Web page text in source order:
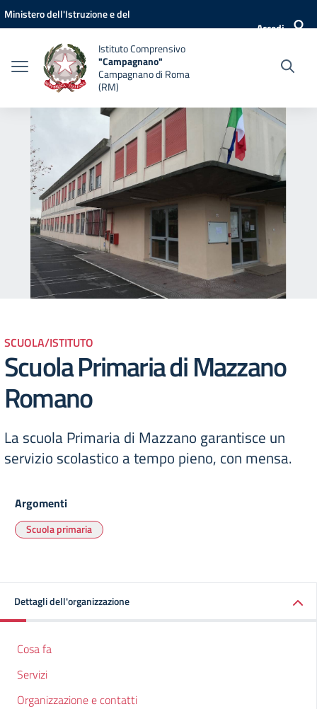
Vai ai contenuti
Vai al menu di navigazione
Vai al footer
Ministero dell'Istruzione e del
Accedi
Istituto Comprensivo
"Campagnano"
Campagnano di Roma
(RM)
SCUOLA/ISTITUTO
Scuola Primaria di Mazzano
Romano
La scuola Primaria di Mazzano garantisce un
servizio scolastico a tempo pieno, con mensa.
Argomenti
Scuola primaria
Dettagli dell'organizzazione
Cosa fa
Servizi
Organizzazione e contatti